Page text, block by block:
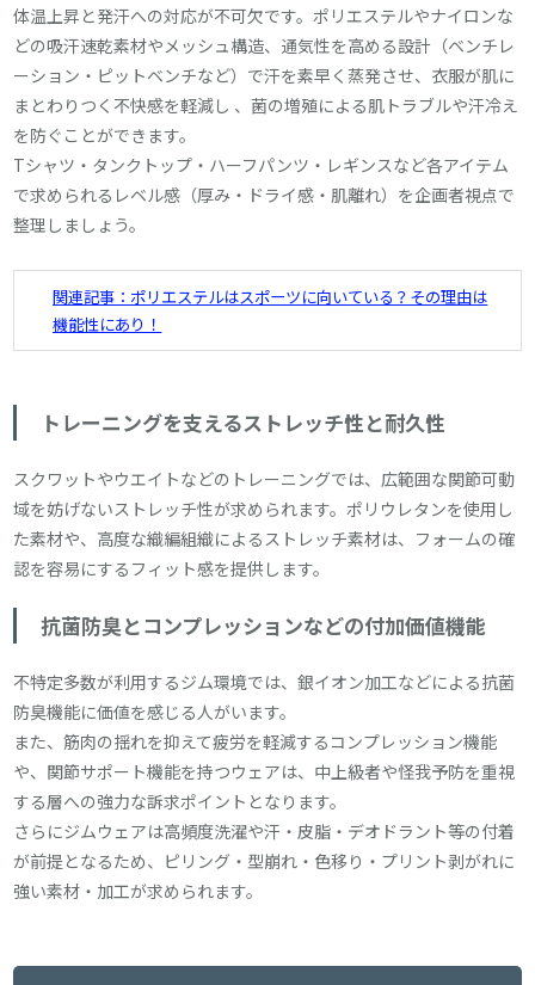
体温上昇と発汗への対応が不可欠です。ポリエステルやナイロンな
どの吸汗速乾素材やメッシュ構造、通気性を高める設計（ベンチレ
ーション・ピットベンチなど）で汗を素早く蒸発させ、衣服が肌に
まとわりつく不快感を軽減し 、菌の増殖による肌トラブルや汗冷え
を防ぐことができます。
Tシャツ・タンクトップ・ハーフパンツ・レギンスなど各アイテム
で求められるレベル感（厚み・ドライ感・肌離れ）を企画者視点で
整理しましょう。
関連記事：ポリエステルはスポーツに向いている？その理由は
機能性にあり！
トレーニングを支えるストレッチ性と耐久性
スクワットやウエイトなどのトレーニングでは、広範囲な関節可動
域を妨げないストレッチ性が求められます。ポリウレタンを使用し
た素材や、高度な織編組織によるストレッチ素材は、フォームの確
認を容易にするフィット感を提供します。
抗菌防臭とコンプレッションなどの付加価値機能
不特定多数が利用するジム環境では、銀イオン加工などによる抗菌
防臭機能に価値を感じる人がいます。
また、筋肉の揺れを抑えて疲労を軽減するコンプレッション機能
や、関節サポート機能を持つウェアは、中上級者や怪我予防を重視
する層への強力な訴求ポイントとなります。
さらにジムウェアは高頻度洗濯や汗・皮脂・デオドラント等の付着
が前提となるため、ピリング・型崩れ・色移り・プリント剥がれに
強い素材・加工が求められます。